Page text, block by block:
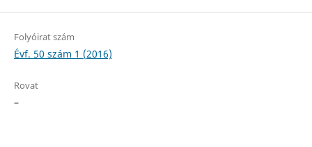
Folyóirat szám
Évf. 50 szám 1 (2016)
Rovat
–